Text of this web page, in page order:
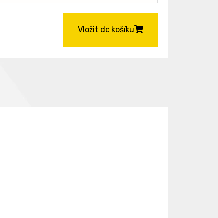
Vložit do košíku